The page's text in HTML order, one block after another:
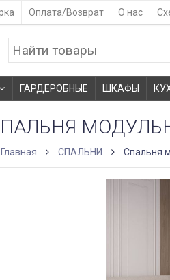
Оплата/Возврат О нас
ГАРДЕРОБНЫЕ ШКАФЫ
СПАЛЬНИ Спальня